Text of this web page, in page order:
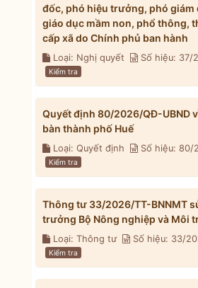
đốc, phó hiệu trưởng, phó
giáo dục mầm non, phổ thông,
cấp xã do Chính phủ ban hành
Loại: Nghị quyết Số hiệu: 37/
Kiểm tra
Quyết định 80/2026/QĐ-UBND
bàn thành phố Huế
Loại: Quyết định Số hiệu: 80/
Kiểm tra
Thông tư 33/2026/TT-BNNMT
trưởng Bộ Nông nghiệp và Môi
Loại: Thông tư Số hiệu: 33/
Kiểm tra